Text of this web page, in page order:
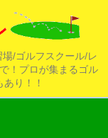
/ゴルフスクール/レ
！プロが集まるゴル
り！！